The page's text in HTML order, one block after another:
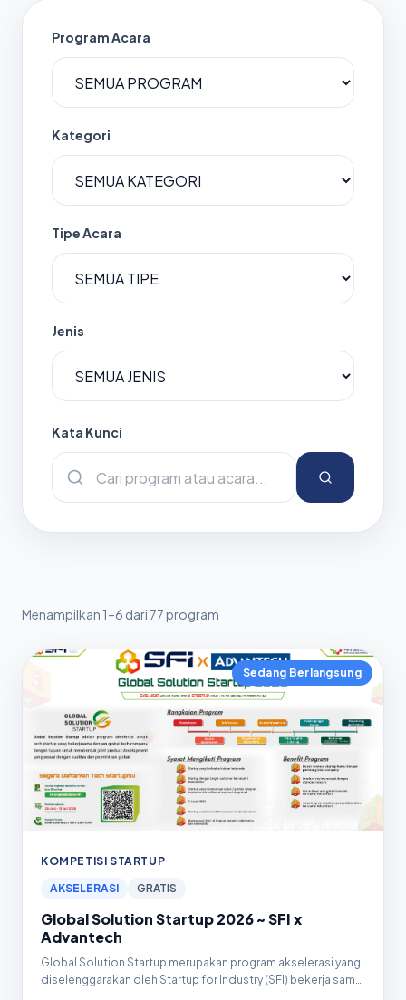
Program Acara
Kategori
Tipe Acara
Jenis
Kata Kunci
Menampilkan 1–6 dari 77 program
Sedang Berlangsung
KOMPETISI STARTUP
AKSELERASI
GRATIS
Global Solution Startup 2026 ~ SFI x
Advantech
Global Solution Startup merupakan program akselerasi yang
diselenggarakan oleh Startup for Industry (SFI) bekerja sama